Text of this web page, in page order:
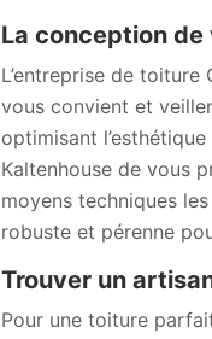
La conception
L’entreprise de
vous convient et
optimisant
Kaltenhouse de vous
moyens techniques
robuste et pérenne
Trouver un
Pour une toiture